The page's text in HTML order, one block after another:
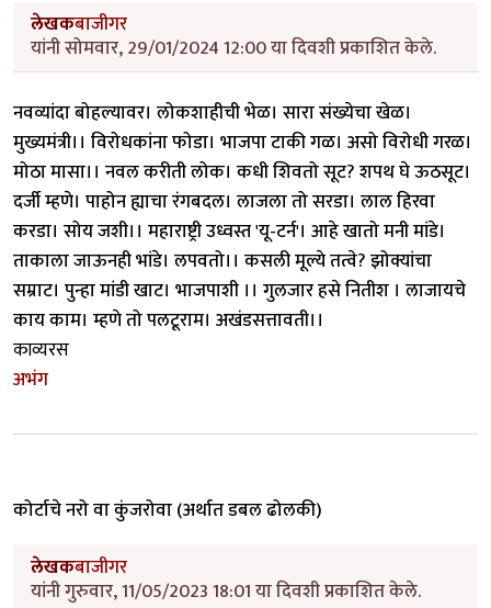
लेखकबाजीगर
यांनी सोमवार, 29/01/2024 12:00 या दिवशी प्रकाशित केले.
नवव्यांदा बोहल्यावर। लोकशाहीची भेळ। सारा संख्येचा खेळ।
मुख्यमंत्री।। विरोधकांना फोडा। भाजपा टाकी गळ। असो विरोधी गरळ।
मोठा मासा।। नवल करीती लोक। कधी शिवतो सूट? शपथ घे ऊठसूट।
दर्जी म्हणे। पाहोन ह्याचा रंगबदल। लाजला तो सरडा। लाल हिरवा
करडा। सोय जशी।। महाराष्ट्री उध्वस्त 'यू-टर्न'। आहे खातो मनी मांडे।
ताकाला जाऊनही भांडे। लपवतो।। कसली मूल्ये तत्वे? झोक्यांचा
सम्राट। पुन्हा मांडी खाट। भाजपाशी ।। गुलजार हसे नितीश । लाजायचे
काय काम। म्हणे तो पलटूराम। अखंडसत्तावती।।
काव्यरस
अभंग
कोर्टाचे नरो वा कुंजरोवा (अर्थात डबल ढोलकी)
लेखकबाजीगर
यांनी गुरुवार, 11/05/2023 18:01 या दिवशी प्रकाशित केले.